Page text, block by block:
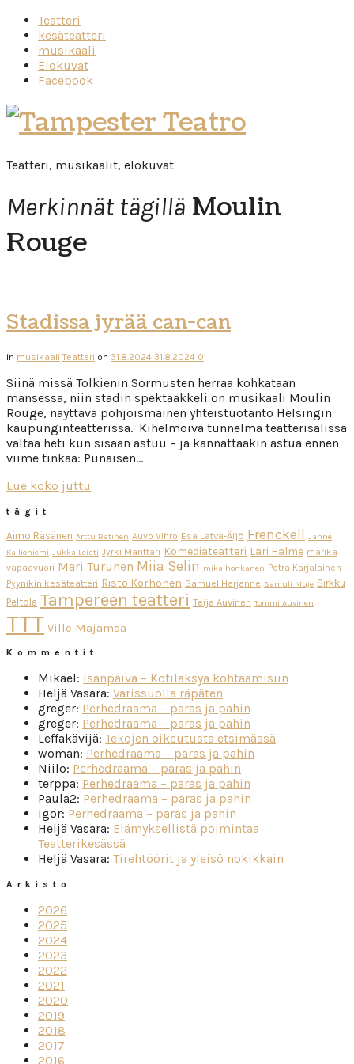
Teatteri
kesäteatteri
musikaali
Elokuvat
Facebook
Tampester
Teatro
Teatteri, musikaalit, elokuvat
Merkinnät tägillä Moulin
Rouge
Stadissa jyrää can-can
in musikaali Teatteri on 31.8.2024 31.8.2024 0
Siinä missä Tolkienin Sormusten herraa kohkataan
mansessa, niin stadin spektaakkeli on musikaali Moulin
Rouge, näyttävä pohjoismainen yhteistuotanto Helsingin
kaupunginteatterissa. Kihelmöivä tunnelma teatterisalissa
valtaa heti kun sisään astuu – ja kannattaakin astua ennen
viime tinkaa: Punaisen…
Lue koko juttu
tägit
Aimo Räsänen Arttu Ratinen Auvo Vihro Esa Latva-Äijö Frenckell
Janne
Kallioniemi
Jukka Leisti Jyrki Mänttäri Komediateatteri Lari Halme marika
vapaavuori Mari Turunen Miia Selin mika honkanen Petra Karjalainen
Pyynikin kesäteatteri Risto Korhonen Samuel Harjanne Samuli Muje Sirkku
Peltola Tampereen teatteri Teija Auvinen Tommi Auvinen
TTT Ville Majamaa
Kommentit
Mikael: Isänpäivä – Kotiläksyä kohtaamisiin
Heljä Vasara: Varissuolla räpäten
greger: Perhedraama – paras ja pahin
greger: Perhedraama – paras ja pahin
Leffakävijä: Tekojen oikeutusta etsimässä
woman: Perhedraama – paras ja pahin
Niilo: Perhedraama – paras ja pahin
terppa: Perhedraama – paras ja pahin
Paula2: Perhedraama – paras ja pahin
igor: Perhedraama – paras ja pahin
Heljä Vasara: Elämyksellistä poimintaa
Teatterikesässä
Heljä Vasara: Tirehtöörit ja yleisö nokikkain
Arkisto
2026
2025
2024
2023
2022
2021
2020
2019
2018
2017
2016